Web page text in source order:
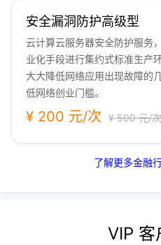
安全漏洞防护高级型
云计算云服务器安全防护服务
业化手段进行集约式标准生产
大大降低网络应用出现故障的
低网络创业门槛。
¥ 200 元/次 ¥ 500 元/次
了解更多金融
VIP 客